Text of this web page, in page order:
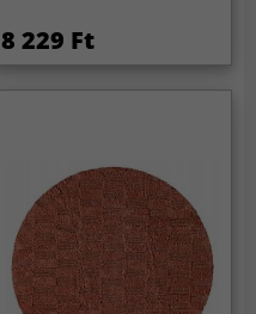
8 229 Ft